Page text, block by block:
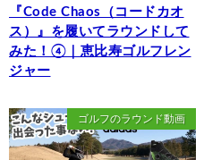
『Code Chaos（コードカオ
ス）』を履いてラウンドして
みた！④｜恵比寿ゴルフレン
ジャー
ゴルフのラウンド動画